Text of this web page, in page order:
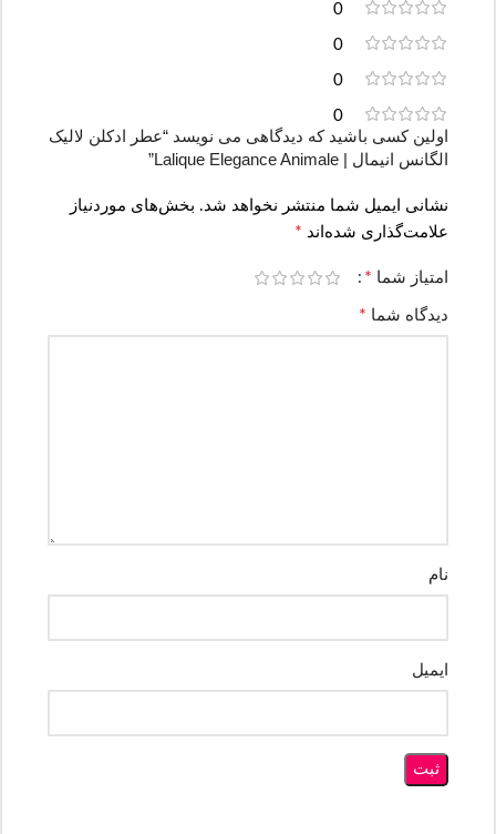
0
0
0
0
اولین کسی باشید که دیدگاهی می نویسد “عطر ادکلن لالیک
الگانس انیمال | Lalique Elegance Animale”
نشانی ایمیل شما منتشر نخواهد شد. بخش‌های موردنیاز
علامت‌گذاری شده‌اند *
امتیاز شما *
دیدگاه شما *
نام
ایمیل